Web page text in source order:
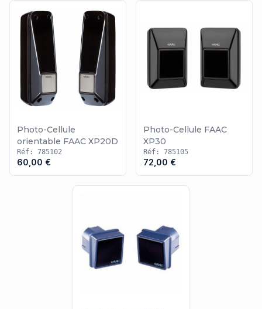
Photo-Cellule
orientable FAAC XP20D
Réf: 785102
60,00 €
Photo-Cellule FAAC
XP30
Réf: 785105
72,00 €